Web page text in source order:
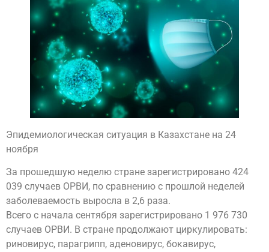
Эпидемиологическая ситуация в Казахстане на 24
ноября
За прошедшую неделю стране зарегистрировано 424
039 случаев ОРВИ, по сравнению с прошлой неделей
заболеваемость выросла в 2,6 раза.
Всего с начала сентября зарегистрировано 1 976 730
случаев ОРВИ. В стране продолжают циркулировать:
риновирус, парагрипп, аденовирус, бокавирус,